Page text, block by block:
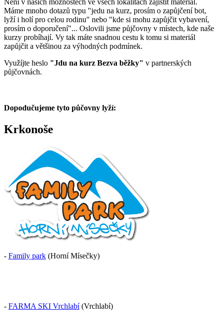
Máme mnoho dotazů typu "jedu na kurz, prosím o zapůjčení bot,
lyží i holí pro celou rodinu" nebo "kde si mohu zapůjčit vybavení,
prosím o doporučení"... Oslovili jsme půjčovny v místech, kde naše
kurzy probíhají. Vy tak máte snadnou cestu k tomu si materiál
zapůjčit a většinou za výhodných podmínek.
Využíjte heslo "Jdu na kurz Bezva běžky" v partnerských
půjčovnách.
Dopodučujeme tyto půčovny lyží:
Krkonoše
- Family park (Horní Mísečky)
- FARMA SKI Vrchlabí(Vrchlabí)